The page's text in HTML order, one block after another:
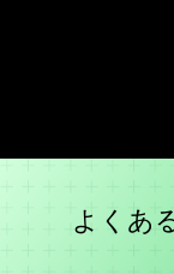
よくあ